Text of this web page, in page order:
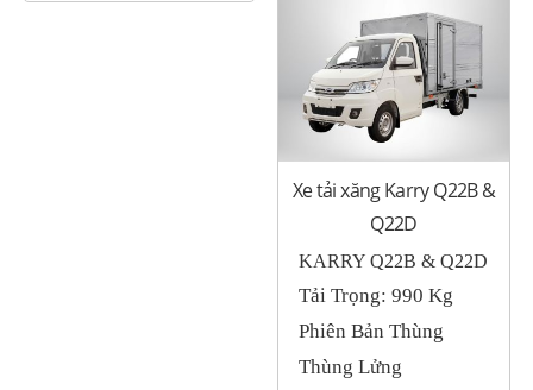
Xe tải xăng Karry Q22B &
Q22D
KARRY Q22B & Q22D
Tải Trọng: 990 Kg
Phiên Bản Thùng
Thùng Lửng